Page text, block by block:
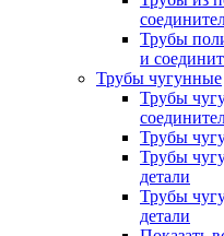
Трубы
и
Трубы чугунные
Трубы
Трубы
Трубы
детали
Трубы
детали